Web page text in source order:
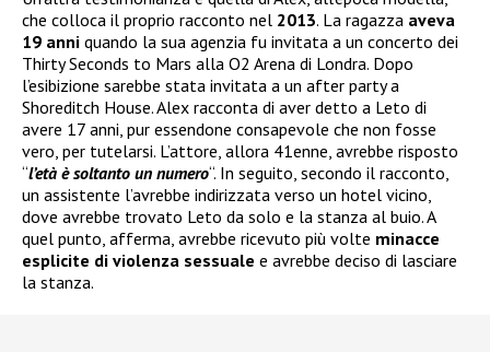
che colloca il proprio racconto nel 2013. La ragazza aveva
19 anni quando la sua agenzia fu invitata a un concerto dei
Thirty Seconds to Mars alla O2 Arena di Londra. Dopo
l’esibizione sarebbe stata invitata a un after party a
Shoreditch House. Alex racconta di aver detto a Leto di
avere 17 anni, pur essendone consapevole che non fosse
vero, per tutelarsi. L’attore, allora 41enne, avrebbe risposto
“l’età è soltanto un numero“. In seguito, secondo il racconto,
un assistente l’avrebbe indirizzata verso un hotel vicino,
dove avrebbe trovato Leto da solo e la stanza al buio. A
quel punto, afferma, avrebbe ricevuto più volte minacce
esplicite di violenza sessuale e avrebbe deciso di lasciare
la stanza.